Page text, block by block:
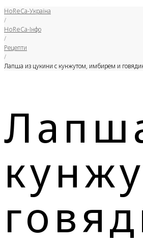
HoReCa-Україна
/
HoReCa-Інфо
/
Рецепти
/
Лапша из цукини с кунжутом, имбирем и